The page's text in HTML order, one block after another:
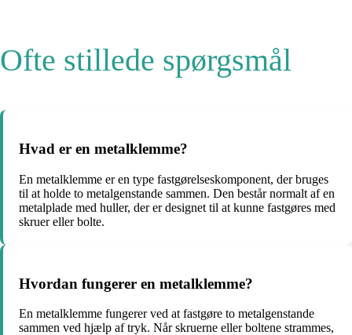
Ofte stillede spørgsmål
Hvad er en metalklemme?
En metalklemme er en type fastgørelseskomponent, der bruges
til at holde to metalgenstande sammen. Den består normalt af en
metalplade med huller, der er designet til at kunne fastgøres med
skruer eller bolte.
Hvordan fungerer en metalklemme?
En metalklemme fungerer ved at fastgøre to metalgenstande
sammen ved hjælp af tryk. Når skruerne eller boltene strammes,